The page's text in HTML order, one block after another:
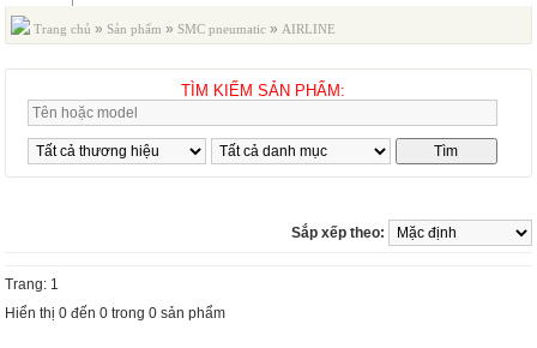
Trang chủ »Sản phẩm »SMC pneumatic »AIRLINE
EQUIPMENT»FILTERS
TÌM KIẾM SẢN PHẨM:
Sắp xếp theo:
Trang: 1
Hiển thị 0 đến 0 trong 0 sản phẩm